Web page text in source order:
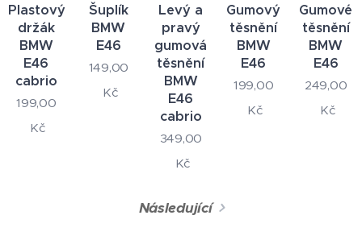
Plastový
držák
BMW
E46
cabrio
199,00
Kč
Šuplík
BMW
E46
149,00
Kč
Levý a
pravý
gumová
těsnění
BMW
E46
cabrio
349,00
Kč
Gumový
těsnění
BMW
E46
199,00
Kč
Gumové
těsnění
BMW
E46
249,00
Kč
Následující